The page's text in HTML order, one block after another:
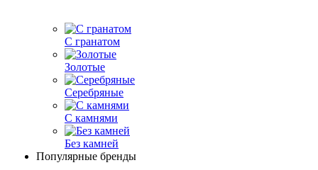
С гранатом
Золотые
Серебряные
С камнями
Без камней
Популярные бренды